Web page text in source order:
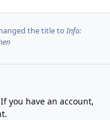
the title to Info:
you have an account,